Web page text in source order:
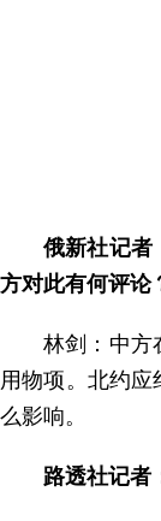
俄新社记者
方对此有何评论
林剑：中方
用物项。北约
么影响。
路透社记者